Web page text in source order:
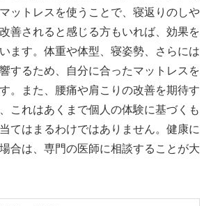
ットレスを使うことで、寝返りのしや
善されると感じる方もいれば、効果を
ます。体重や体型、寝姿勢、さらには
するため、自分に合ったマットレスを
。また、腰痛や肩こりの改善を期待す
これはあくまで個人の体験に基づくも
てはまるわけではありません。健康に
合は、専門の医師に相談することが大